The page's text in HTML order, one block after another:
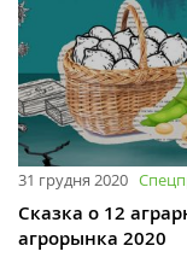
31 грудня 2020
Сказка о 12
агрорынка 2020